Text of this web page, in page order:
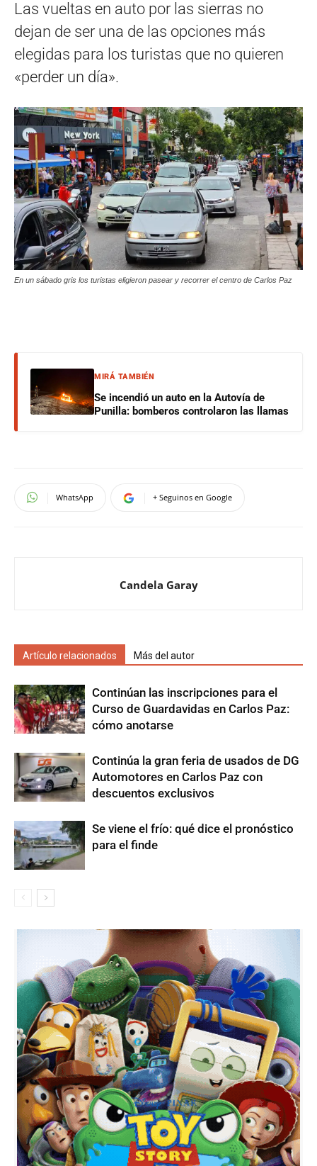
Las vueltas en auto por las sierras no
dejan de ser una de las opciones más
elegidas para los turistas que no quieren
«perder un día».
En un sábado gris los turistas eligieron pasear y recorrer el centro de Carlos Paz
MIRÁ TAMBIÉN
Se incendió un auto en la Autovía de
Punilla: bomberos controlaron las llamas
WhatsApp + Seguinos en Google
Candela Garay
Artículo relacionados Más del autor
Continúan las inscripciones para el
Curso de Guardavidas en Carlos Paz:
cómo anotarse
Continúa la gran feria de usados de DG
Automotores en Carlos Paz con
descuentos exclusivos
Se viene el frío: qué dice el pronóstico
para el finde